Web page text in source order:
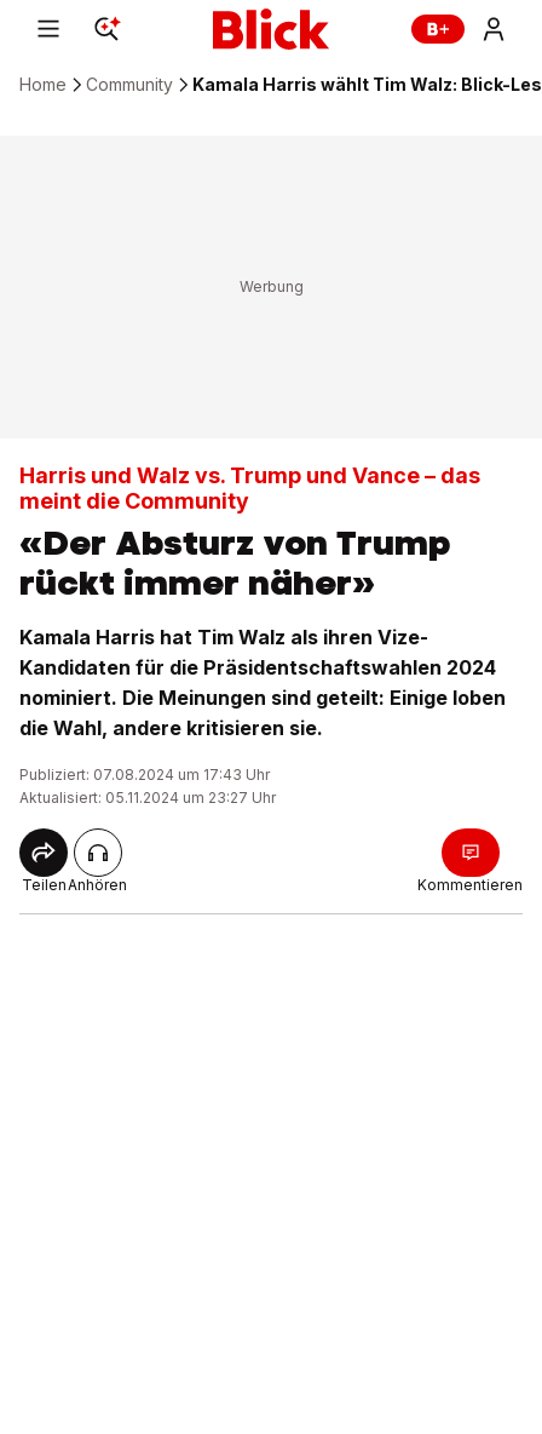
Home Community Kamala Harris wählt Tim Walz: Blick-
Harris und Walz vs. Trump und Vance – das
meint die Community
«Der Absturz von Trump
rückt immer näher»
Kamala Harris hat Tim Walz als ihren Vize-
Kandidaten für die Präsidentschaftswahlen 2024
nominiert. Die Meinungen sind geteilt: Einige loben
die Wahl, andere kritisieren sie.
Publiziert: 07.08.2024 um 17:43 Uhr
Aktualisiert: 05.11.2024 um 23:27 Uhr
TeilenAnhören Kommentieren